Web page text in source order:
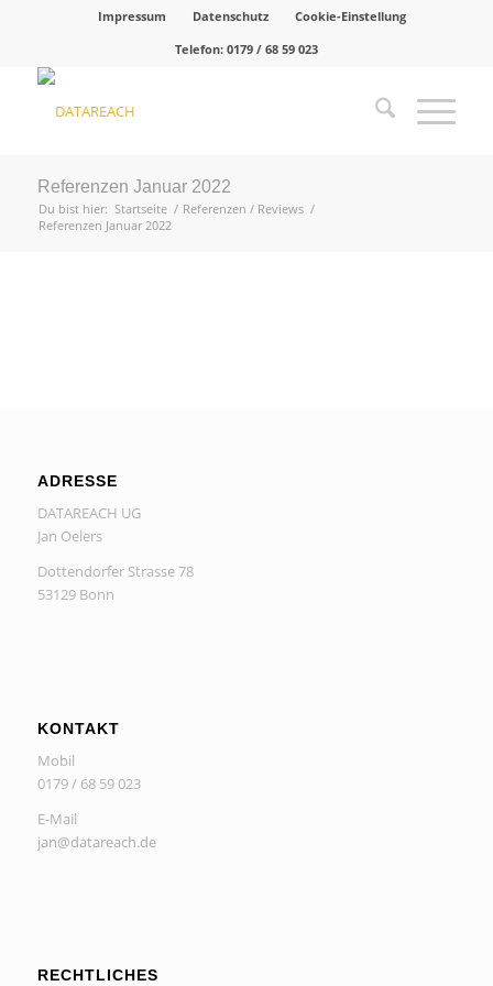
Impressum Datenschutz
Cookie-Einstellung
Telefon: 0179 / 68 59 023
Referenzen Januar 2022
Du bist hier: Startseite / Referenzen / Reviews /
Referenzen Januar 2022
ADRESSE
DATAREACH UG
Jan Oelers
Dottendorfer Strasse 78
53129 Bonn
KONTAKT
Mobil
0179 / 68 59 023
E-Mail
jan@datareach.de
RECHTLICHES